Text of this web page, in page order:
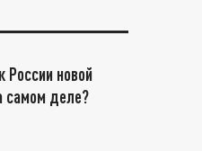
России новой
самом деле?